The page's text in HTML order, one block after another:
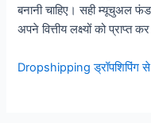
बनानी चाहिए। सही म्यूचुअल
अपने वित्तीय लक्ष्यों को प्राप्त
Dropshipping ड्रॉपशिपिंग